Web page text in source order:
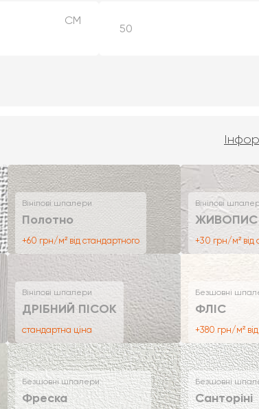
СМ
Вінілові шпалери
Полотно
+60 грн/м² від стандартного
Вінілові
ЖИВОПИС
+30 грн/м² від
Вінілові шпалери
ДРІБНИЙ ПІСОК
стандартна ціна
Безшовні
ФЛІС
+380 грн/м²
Безшовні шпалери
Фреска
Безшовні
Санторіні